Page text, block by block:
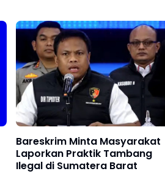
Bareskrim Minta Masyarakat
Laporkan Praktik Tambang
Ilegal di Sumatera Barat